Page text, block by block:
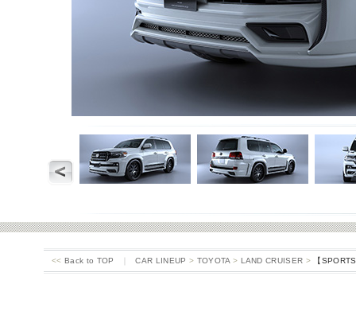
<< Back to TOP CAR LINEUP > TOYOTA > LAND CRUISER > 【